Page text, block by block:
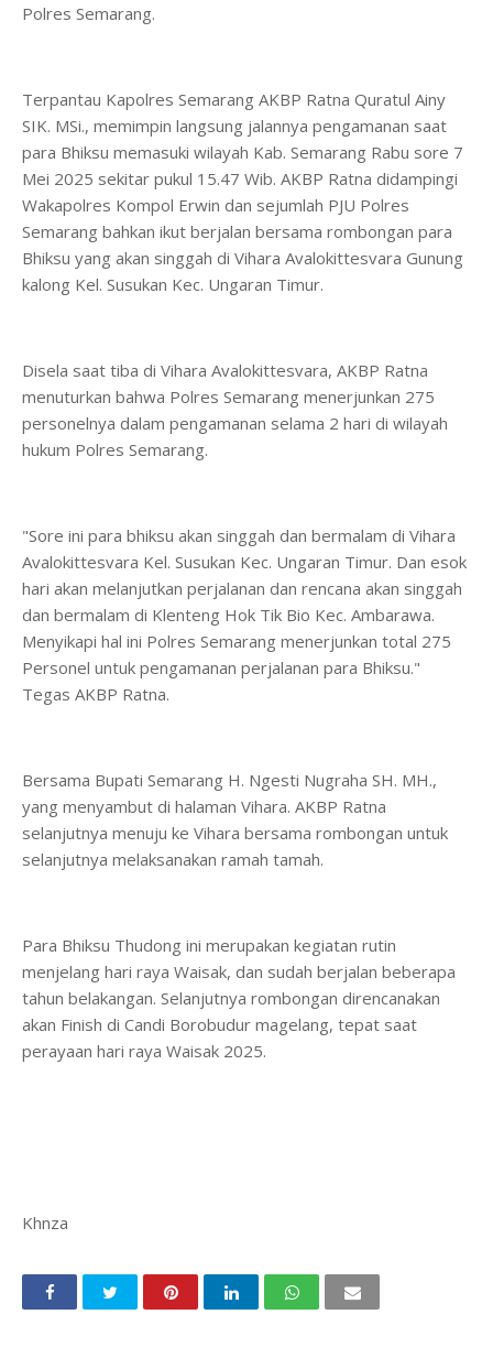
Polres Semarang.
Terpantau Kapolres Semarang AKBP Ratna Quratul Ainy
SIK. MSi., memimpin langsung jalannya pengamanan saat
para Bhiksu memasuki wilayah Kab. Semarang Rabu sore 7
Mei 2025 sekitar pukul 15.47 Wib. AKBP Ratna didampingi
Wakapolres Kompol Erwin dan sejumlah PJU Polres
Semarang bahkan ikut berjalan bersama rombongan para
Bhiksu yang akan singgah di Vihara Avalokittesvara Gunung
kalong Kel. Susukan Kec. Ungaran Timur.
Disela saat tiba di Vihara Avalokittesvara, AKBP Ratna
menuturkan bahwa Polres Semarang menerjunkan 275
personelnya dalam pengamanan selama 2 hari di wilayah
hukum Polres Semarang.
"Sore ini para bhiksu akan singgah dan bermalam di Vihara
Avalokittesvara Kel. Susukan Kec. Ungaran Timur. Dan esok
hari akan melanjutkan perjalanan dan rencana akan singgah
dan bermalam di Klenteng Hok Tik Bio Kec. Ambarawa.
Menyikapi hal ini Polres Semarang menerjunkan total 275
Personel untuk pengamanan perjalanan para Bhiksu."
Tegas AKBP Ratna.
Bersama Bupati Semarang H. Ngesti Nugraha SH. MH.,
yang menyambut di halaman Vihara. AKBP Ratna
selanjutnya menuju ke Vihara bersama rombongan untuk
selanjutnya melaksanakan ramah tamah.
Para Bhiksu Thudong ini merupakan kegiatan rutin
menjelang hari raya Waisak, dan sudah berjalan beberapa
tahun belakangan. Selanjutnya rombongan direncanakan
akan Finish di Candi Borobudur magelang, tepat saat
perayaan hari raya Waisak 2025.
Khnza